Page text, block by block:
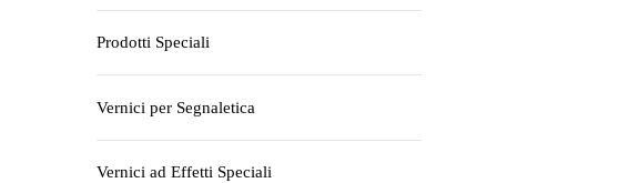
Prodotti Speciali
Vernici per Segnaletica
Vernici ad Effetti Speciali